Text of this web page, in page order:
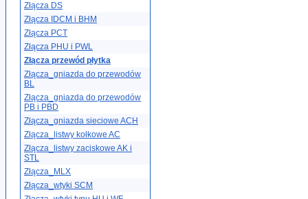
Złącza DS
Złącza IDCM i BHM
Złącza PCT
Złącza PHU i PWL
Złącza przewód płytka
Złącza_gniazda do przewodów
BL
Złącza_gniazda do przewodów
PB i PBD
Złącza_gniazda sieciowe ACH
Złącza_listwy kołkowe AC
Złącza_listwy zaciskowe AK i
STL
Złącza_MLX
Złącza_wtyki SCM